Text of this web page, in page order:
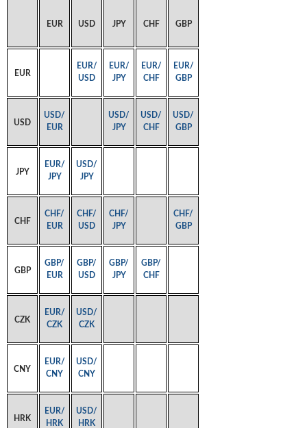
EUR USD JPY CHF GBP
EUR
EUR/
USD
EUR/
JPY
EUR/
CHF
EUR/
GBP
USD
USD/
EUR
USD/
JPY
USD/
CHF
USD/
GBP
JPY
EUR/
JPY
USD/
JPY
CHF
CHF/
EUR
CHF/
USD
CHF/
JPY
CHF/
GBP
GBP
GBP/
EUR
GBP/
USD
GBP/
JPY
GBP/
CHF
CZK
EUR/
CZK
USD/
CZK
CNY
EUR/
CNY
USD/
CNY
HRK
EUR/
HRK
USD/
HRK